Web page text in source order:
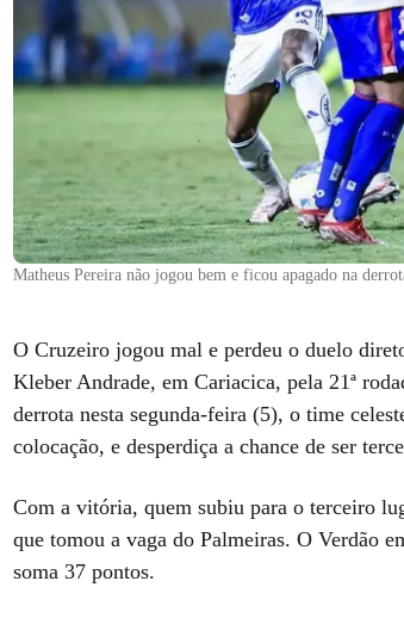
Matheus Pereira não jogou bem e ficou apagado na
O Cruzeiro jogou mal e perdeu o duelo
Kleber Andrade, em Cariacica, pela 21ª
derrota nesta segunda-feira (5), o time
colocação, e desperdiça a chance de ser
Com a vitória, quem subiu para o terceiro
que tomou a vaga do Palmeiras. O Verdão
soma 37 pontos.